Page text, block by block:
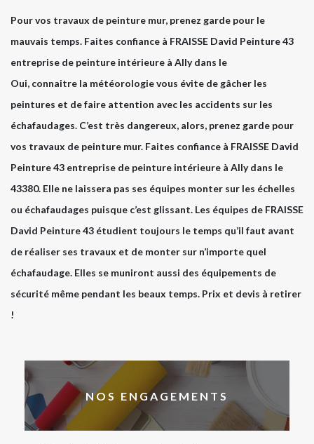
Pour vos travaux de peinture mur, prenez garde pour le
mauvais temps. Faites confiance à FRAISSE David Peinture 43
entreprise de peinture intérieure à Ally dans le
Oui, connaitre la météorologie vous évite de gâcher les
peintures et de faire attention avec les accidents sur les
échafaudages. C’est très dangereux, alors, prenez garde pour
vos travaux de peinture mur. Faites confiance à FRAISSE David
Peinture 43 entreprise de peinture intérieure à Ally dans le
43380. Elle ne laissera pas ses équipes monter sur les échelles
ou échafaudages puisque c’est glissant. Les équipes de FRAISSE
David Peinture 43 étudient toujours le temps qu’il faut avant
de réaliser ses travaux et de monter sur n’importe quel
échafaudage. Elles se muniront aussi des équipements de
sécurité même pendant les beaux temps. Prix et devis à retirer
!
NOS ENGAGEMENTS